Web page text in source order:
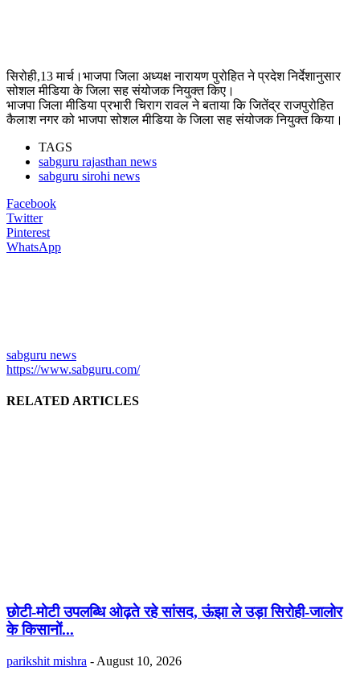
सिरोही,13 मार्च।भाजपा जिला अध्यक्ष नारायण पुरोहित ने प्रदेश निर्देशानुसार
सोशल मीडिया के जिला सह संयोजक नियुक्त किए।
भाजपा जिला मीडिया प्रभारी चिराग रावल ने बताया कि जितेंद्र राजपुरोहित
कैलाश नगर को भाजपा सोशल मीडिया के जिला सह संयोजक नियुक्त किया।
TAGS
sabguru rajasthan news
sabguru sirohi news
Facebook
Twitter
Pinterest
WhatsApp
sabguru news
https://www.sabguru.com/
RELATED ARTICLES
छोटी-मोटी उपलब्धि ओढ़ते रहे सांसद, ऊंझा ले उड़ा सिरोही-जालोर
के किसानों...
parikshit mishra - August 10, 2026